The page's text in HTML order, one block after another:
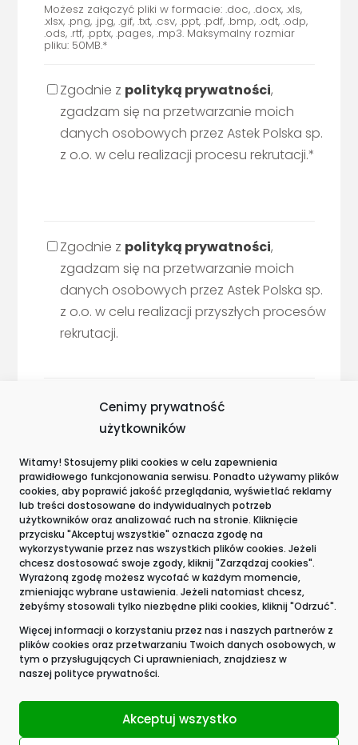
Cenimy prywatność
użytkowników
Witamy! Stosujemy pliki cookies w celu zapewnienia
prawidłowego funkcjonowania serwisu. Ponadto używamy plików
cookies, aby poprawić jakość przeglądania, wyświetlać reklamy
lub treści dostosowane do indywidualnych potrzeb
użytkowników oraz analizować ruch na stronie. Kliknięcie
przycisku "Akceptuj wszystkie" oznacza zgodę na
wykorzystywanie przez nas wszystkich plików cookies. Jeżeli
chcesz dostosować swoje zgody, kliknij "Zarządzaj cookies".
Wyrażoną zgodę możesz wycofać w każdym momencie,
zmieniając wybrane ustawienia. Jeżeli natomiast chcesz,
żebyśmy stosowali tylko niezbędne pliki cookies, kliknij "Odrzuć".
Więcej informacji o korzystaniu przez nas i naszych partnerów z
plików cookies oraz przetwarzaniu Twoich danych osobowych, w
tym o przysługujących Ci uprawnieniach, znajdziesz w
naszejpolityce prywatności.
Akceptuj wszystko
Możesz załączyć pliki w formacie: .doc, .docx, .xls,
.xlsx, .png, .jpg, .gif, .txt, .csv, .ppt, .pdf, .bmp, .odt, .odp,
.ods, .rtf, .pptx, .pages, .mp3. Maksymalny rozmiar
pliku: 50MB.*
Zgodnie z polityką prywatności,
zgadzam się na przetwarzanie moich
danych osobowych przez Astek Polska sp.
z o.o. w celu realizacji procesu rekrutacji.*
Zgodnie z polityką prywatności,
zgadzam się na przetwarzanie moich
danych osobowych przez Astek Polska sp.
z o.o. w celu realizacji przyszłych procesów
rekrutacji.
Wyróżnienia i certyfikacje